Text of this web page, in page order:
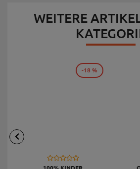
WEITERE
-18 %